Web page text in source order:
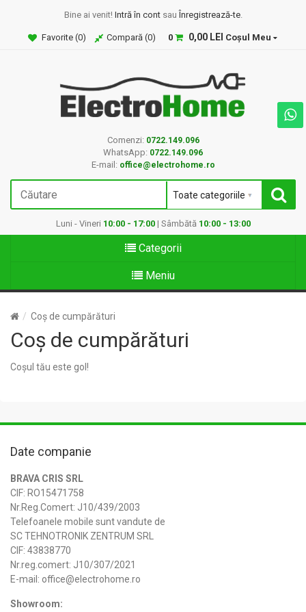
Bine ai venit! Intră în contsau Înregistrează-te.
Favorite (0) Compară (0) 0 0,00 LEI Coșul Meu
Comenzi: 0722.149.096
WhatsApp: 0722.149.096
E-mail: office@electrohome.ro
Luni - Vineri 10:00 - 17:00| Sâmbătă 10:00 - 13:00
Categorii
Meniu
Coș de cumpărături
Coș de cumpărături
Coșul tău este gol!
Date companie
BRAVA CRIS SRL
CIF: RO15471758
Nr.Reg.Comert: J10/439/2003
Telefoanele mobile sunt vandute de
SC TEHNOTRONIK ZENTRUM SRL
CIF: 43838770
Nr.reg.comert: J10/307/2021
E-mail: office@electrohome.ro
Showroom: